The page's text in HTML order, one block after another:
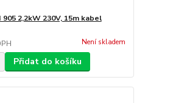
905 2,2kW 230V, 15m kabel
Není skladem
Přidat do košíku